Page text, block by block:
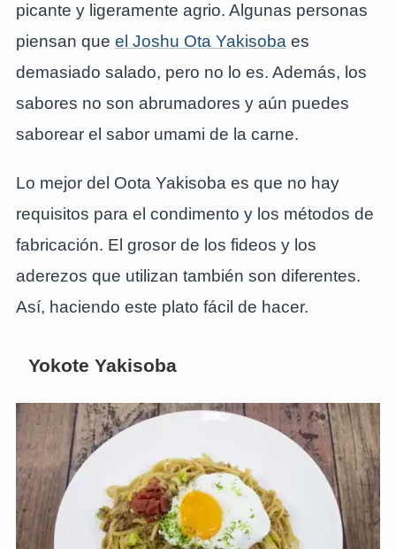
picante y ligeramente agrio. Algunas personas
piensan que el Joshu Ota Yakisoba es
demasiado salado, pero no lo es. Además, los
sabores no son abrumadores y aún puedes
saborear el sabor umami de la carne.
Lo mejor del Oota Yakisoba es que no hay
requisitos para el condimento y los métodos de
fabricación. El grosor de los fideos y los
aderezos que utilizan también son diferentes.
Así, haciendo este plato fácil de hacer.
Yokote Yakisoba